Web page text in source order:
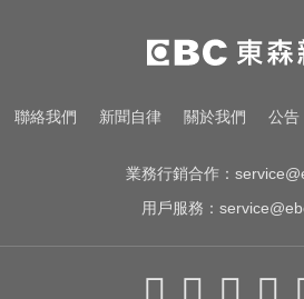
白海豚颱風移動變慢！專
時間拉長 北台恐迎狂風暴
清水「送肉粽」今晚赴芳
聯絡我們 新聞自律 關於我們 公告
業務行銷合作：
用戶服務：